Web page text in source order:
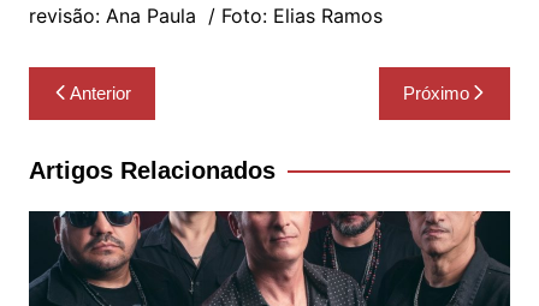
revisão: Ana Paula / Foto: Elias Ramos
Navegação
de
Post
Anterior Próximo
Artigos Relacionados